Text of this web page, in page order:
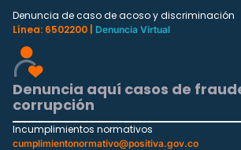
Denuncia de caso de acoso y discriminación
Línea: 6502200 |
Denuncia Virtual
Denuncia aquí casos de
corrupción
Incumplimientos normativos
cumplimientonormativo@positiva.gov.co